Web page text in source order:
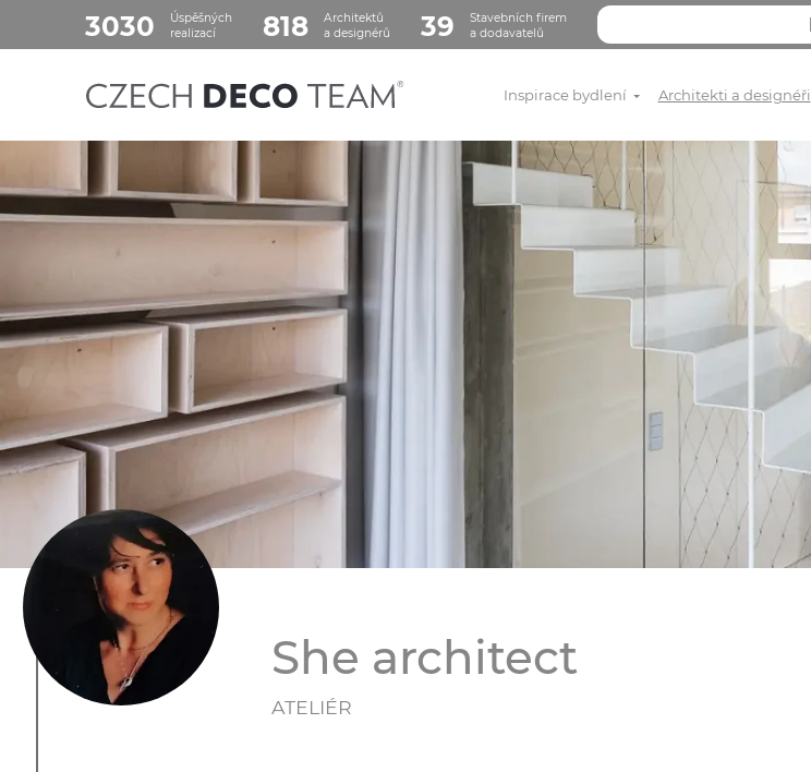
3030
Úspěšných
realizací
818
Architektů
a designérů
39
Stavebních firem
a dodavatelů
Inspirace bydlení Architekti a designéři
She architect
ATELIÉR